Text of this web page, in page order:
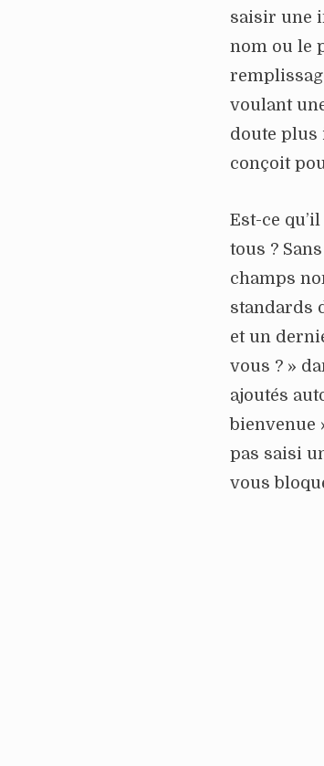
saisir une
nom ou le
voulant
doute plus
conçoit
Est-ce
tous ?
champs
standards
et un
vous ? »
ajoutés
bienvenue
pas saisi
vous